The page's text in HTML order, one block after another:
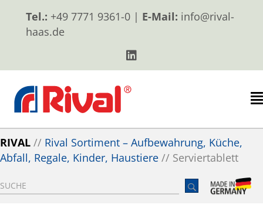
Tel.: +49 7771 9361-0 | E-Mail: info@rival-
haas.de
RIVAL // Rival Sortiment – Aufbewahrung, Küche,
Abfall, Regale, Kinder, Haustiere // Serviertablett